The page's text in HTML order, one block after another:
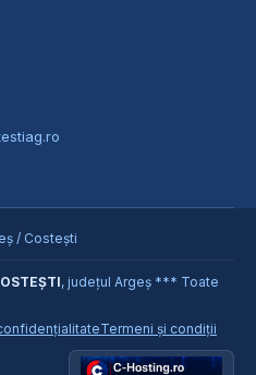
/ Costești
, județul Argeș *** Toate
Termeni și condiții